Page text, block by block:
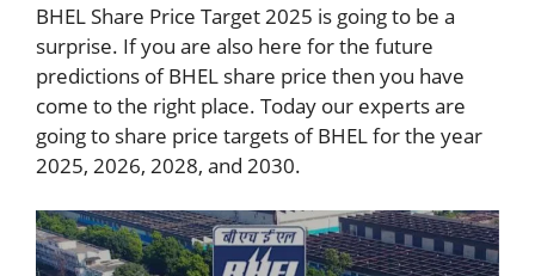
BHEL Share Price Target 2025 is going to be a
surprise. If you are also here for the future
predictions of BHEL share price then you have
come to the right place. Today our experts are
going to share price targets of BHEL for the year
2025, 2026, 2028, and 2030.